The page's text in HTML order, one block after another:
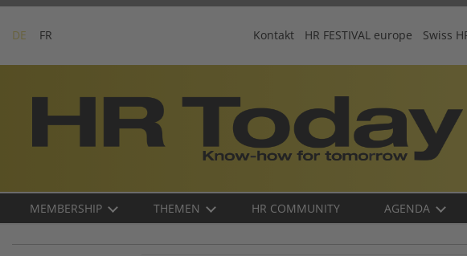
Skip
content
DE FR Kontakt HR FESTIVAL europe Swiss
Main
MEMBERSHIP THEMEN HR COMMUNITY AGENDA